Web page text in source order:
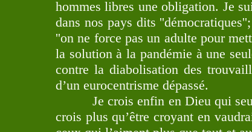
hommes libres une obligation. Je
dans nos pays dits
''on ne force pas un adulte pour
la solution à la pandémie à une
contre la diabolisation des
d’un eurocentrisme dépassé.
Je crois enfin en Dieu qui seul
crois plus qu’être croyant en